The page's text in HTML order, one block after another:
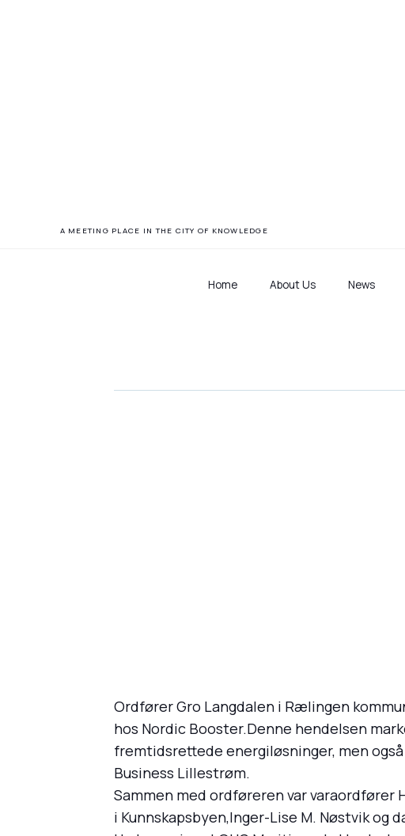
A MEETING PLACE IN THE CITY OF KNOWLEDGE
Home About Us News
Ordfører Gro Langdalen i Rælingen
hos Nordic Booster.Denne hendelsen
fremtidsrettede energiløsninger, men
Business Lillestrøm.
Sammen med ordføreren var varaordfører
i Kunnskapsbyen,Inger-Lise M. Nøstvik og